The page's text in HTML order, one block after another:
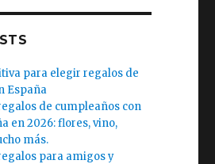
para elegir regalos de
España
de cumpleaños con
en 2026: flores, vino,
más.
para amigos y